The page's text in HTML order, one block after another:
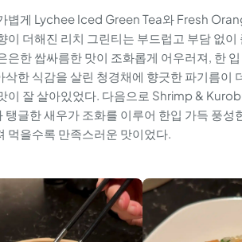
볍게 Lychee Iced Green Tea와 Fresh
이 더해진 리치 그린티는 부드럽고 부담 없
은한 쌉싸름한 맛이 조화롭게 어우러져, 한
삭한 식감을 살린 청경채에 향긋한 파기름이
이 잘 살아있었다. 다음으로 Shrimp &
탱글한 새우가 조화를 이루어 한입 가득 풍
먹을수록 만족스러운 맛이었다.